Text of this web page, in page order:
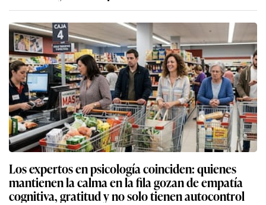
Los expertos en psicología coinciden: quienes
mantienen la calma en la fila gozan de empatía
cognitiva, gratitud y no solo tienen autocontrol